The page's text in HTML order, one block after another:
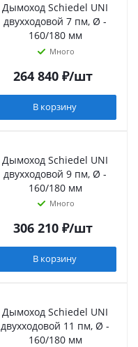
Дымоход Schiedel UNI
двухходовой 7 пм, Ø -
160/180 мм
Много
264 840₽/шт
В корзину
Дымоход Schiedel UNI
двухходовой 9 пм, Ø -
160/180 мм
Много
306 210₽/шт
В корзину
Дымоход Schiedel UNI
двухходовой 11 пм, Ø -
160/180 мм